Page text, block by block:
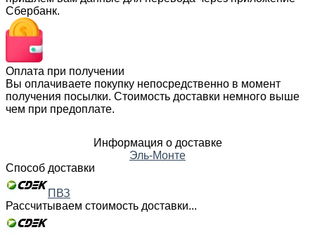
Сбербанк.
Оплата при получении
Вы оплачиваете покупку непосредственно в момент
получения посылки. Стоимость доставки немного выше
чем при предоплате.
Информация о доставке
Эль-Монте
Способ доставки
ПВЗ
Рассчитываем стоимость доставки...